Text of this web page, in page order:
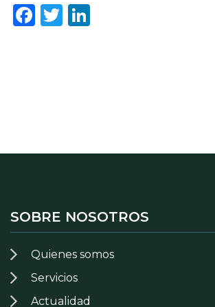
Facebook
Twitter
SOBRE NOSOTROS
Quienes somos
Servicios
Actualidad